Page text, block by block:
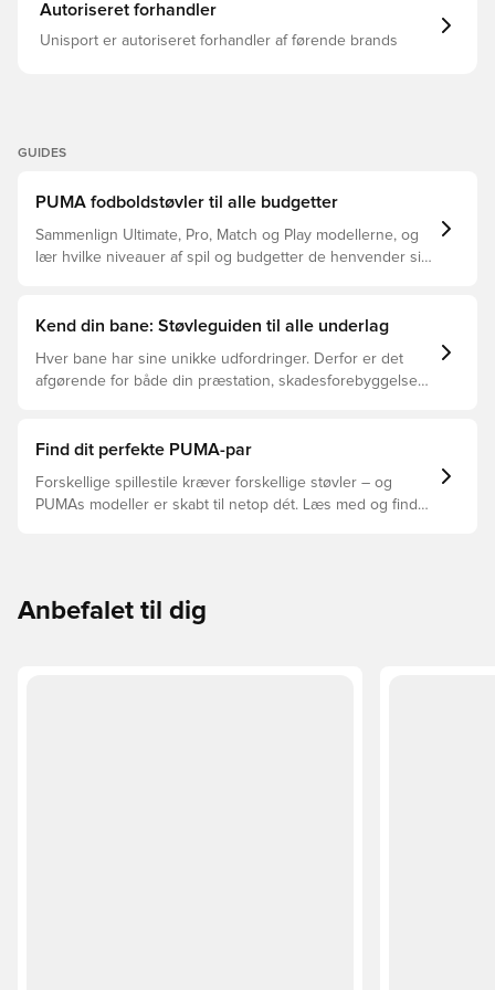
Autoriseret forhandler
Unisport er autoriseret forhandler af førende brands
GUIDES
PUMA fodboldstøvler til alle budgetter
Sammenlign Ultimate, Pro, Match og Play modellerne, og
lær hvilke niveauer af spil og budgetter de henvender sig
Kend din bane: Støvleguiden til alle underlag
Hver bane har sine unikke udfordringer. Derfor er det
afgørende for både din præstation, skadesforebyggelse
støvler der er det bedste valg til de forskellige typer
Find dit perfekte PUMA-par
Forskellige spillestile kræver forskellige støvler – og
PUMAs modeller er skabt til netop dét. Læs med og find
Anbefalet til dig